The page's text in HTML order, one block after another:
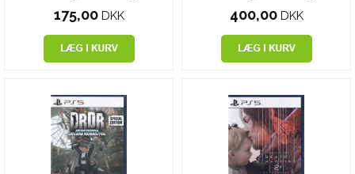
175,00 DKK 400,00 DKK